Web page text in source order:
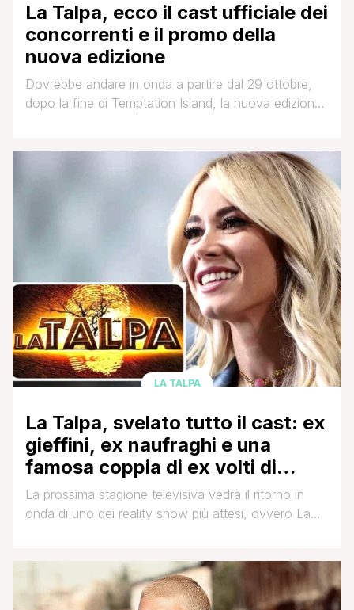
La Talpa, ecco il cast ufficiale dei
concorrenti e il promo della
nuova edizione
Dovrebbe andare in onda a partire dal 29 ottobre,
dopo la fine di Temptation Island, la nuova edizione
scorse ore la copertina del nuovo numero di Tv
Sorrisi ' Canzoni in edicola da martedì ha svelato il
LA TALPA
La Talpa, svelato tutto il cast: ex
gieffini, ex naufraghi e una
famosa coppia di ex volti di
Amici
La prossima stagione televisiva vedrà il ritorno in
onda di uno dei reality show più attesi, ovvero La
annunciata durante la presentazione ufficiale dei
palinsesti Mediaset, avvenuta negli scorsi giorni.